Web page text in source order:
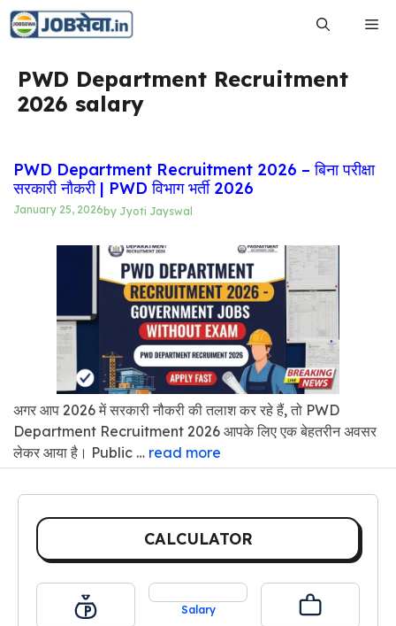
Skip
PWD Department Recruitment
2026 salary
PWD Department Recruitment 2026 – बिना परीक्षा
सरकारी नौकरी | PWD विभाग भर्ती 2026
January 25, 2026 by Jyoti Jayswal
अगर आप 2026 में सरकारी नौकरी की तलाश कर रहे हैं, तो PWD
Department Recruitment 2026 आपके लिए एक बेहतरीन अवसर
लेकर आया है। Public … read more
CALCULATOR
Salary